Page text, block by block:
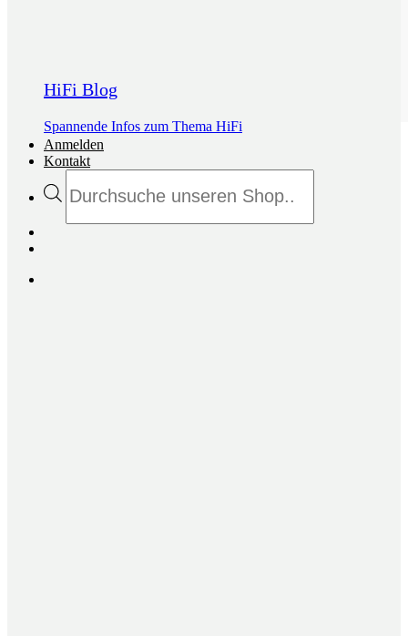
HiFi Blog
Spannende Infos zum Thema HiFi
Anmelden
Kontakt
search